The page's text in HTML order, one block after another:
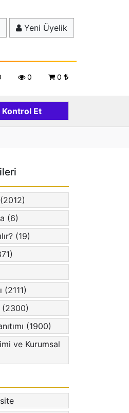
Yeni Üyelik
0
0
(6)
(19)
(2111)
(2300)
(1900)
ve Kurumsal